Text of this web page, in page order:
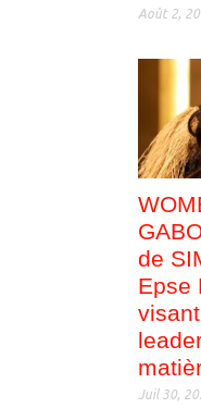
Août 2,
de
Epse
Juil 30,